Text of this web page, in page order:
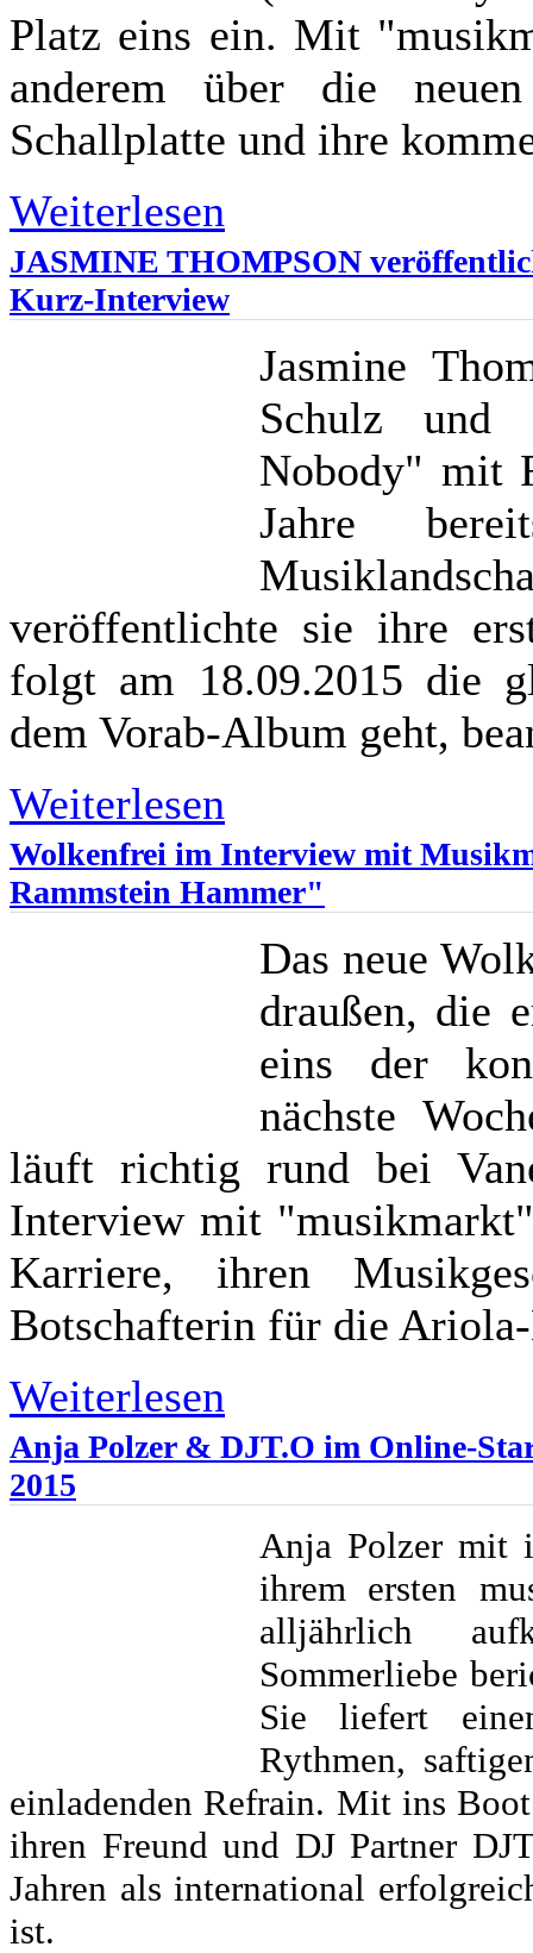
Platz eins ein. Mit
anderem über die
Schallplatte und ihre
Weiterlesen
JASMINE THOMPSON
Kurz-Interview
Jasmine
Schulz und
Nobody" mit
Jahre
veröffentlichte sie ihre
folgt am 18.09.2015 die
dem Vorab-Album geht,
Weiterlesen
Wolkenfrei im Interview mit
Rammstein Hammer"
Das neue
draußen, die
eins der
nächste
läuft richtig rund bei
Interview mit
Karriere, ihren
Botschafterin für die
Weiterlesen
Anja Polzer & DJT.O im Online-
2015
Anja Polzer mit
ihrem ersten
alljährlich
Sommerliebe
Sie liefert
Rythmen,
einladenden Refrain. Mit ins
ihren Freund und DJ Partner
Jahren als international
ist.